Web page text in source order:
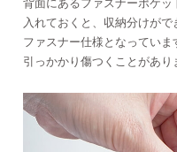
背面にあるファスナーポケ
入れておくと、収納分けが
ファスナー仕様となってい
引っかかり傷つくことがあり